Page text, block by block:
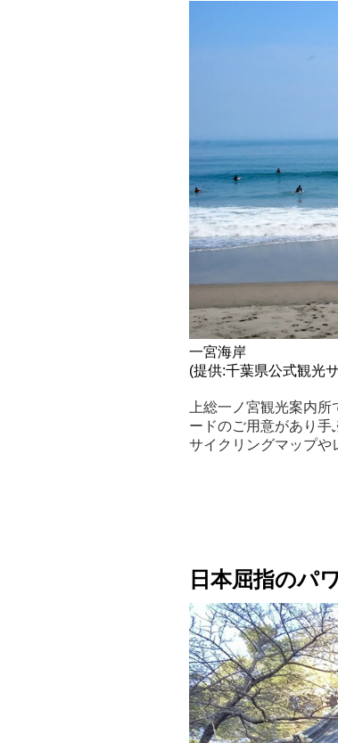
一宮海岸
(提供:千葉県公式観光
上総一ノ宮観光案内
ードのご用意があり手
サイクリングマップや
日本屈指のパ